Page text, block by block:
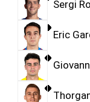
Sergi
Eric